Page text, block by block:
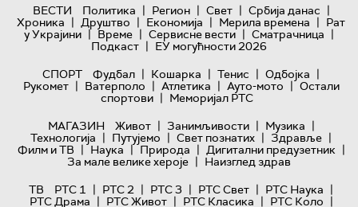
ВЕСТИ Политика | Регион | Свет | Србија данас |
Хроника | Друштво | Економија | Мерила времена | Рат
у Украјини | Време | Сервисне вести | Сматрачница |
Подкаст | ЕУ могућности 2026
СПОРТ
Фудбал | Кошарка | Тенис | Одбојка |
Рукомет | Ватерполо | Атлетика | Ауто-мото | Остали
спортови | Меморијал РТС
МАГАЗИН
Живот | Занимљивости | Музика |
Технологијa | Путујемо | Свет познатих | Здравље |
Филм и ТВ | Наука | Природа | Дигитални предузетник |
За мале велике хероје | Наизглед здрав
ТВ
РТС 1 | РТС 2 | РТС 3 | РТС Свет | РТС Наука |
РТС Драма | РТС Живот | РТС Класика | РТС Коло |